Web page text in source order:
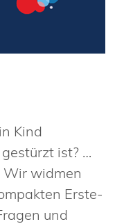
Kind
ist? …
Wir widmen
Erste-
und